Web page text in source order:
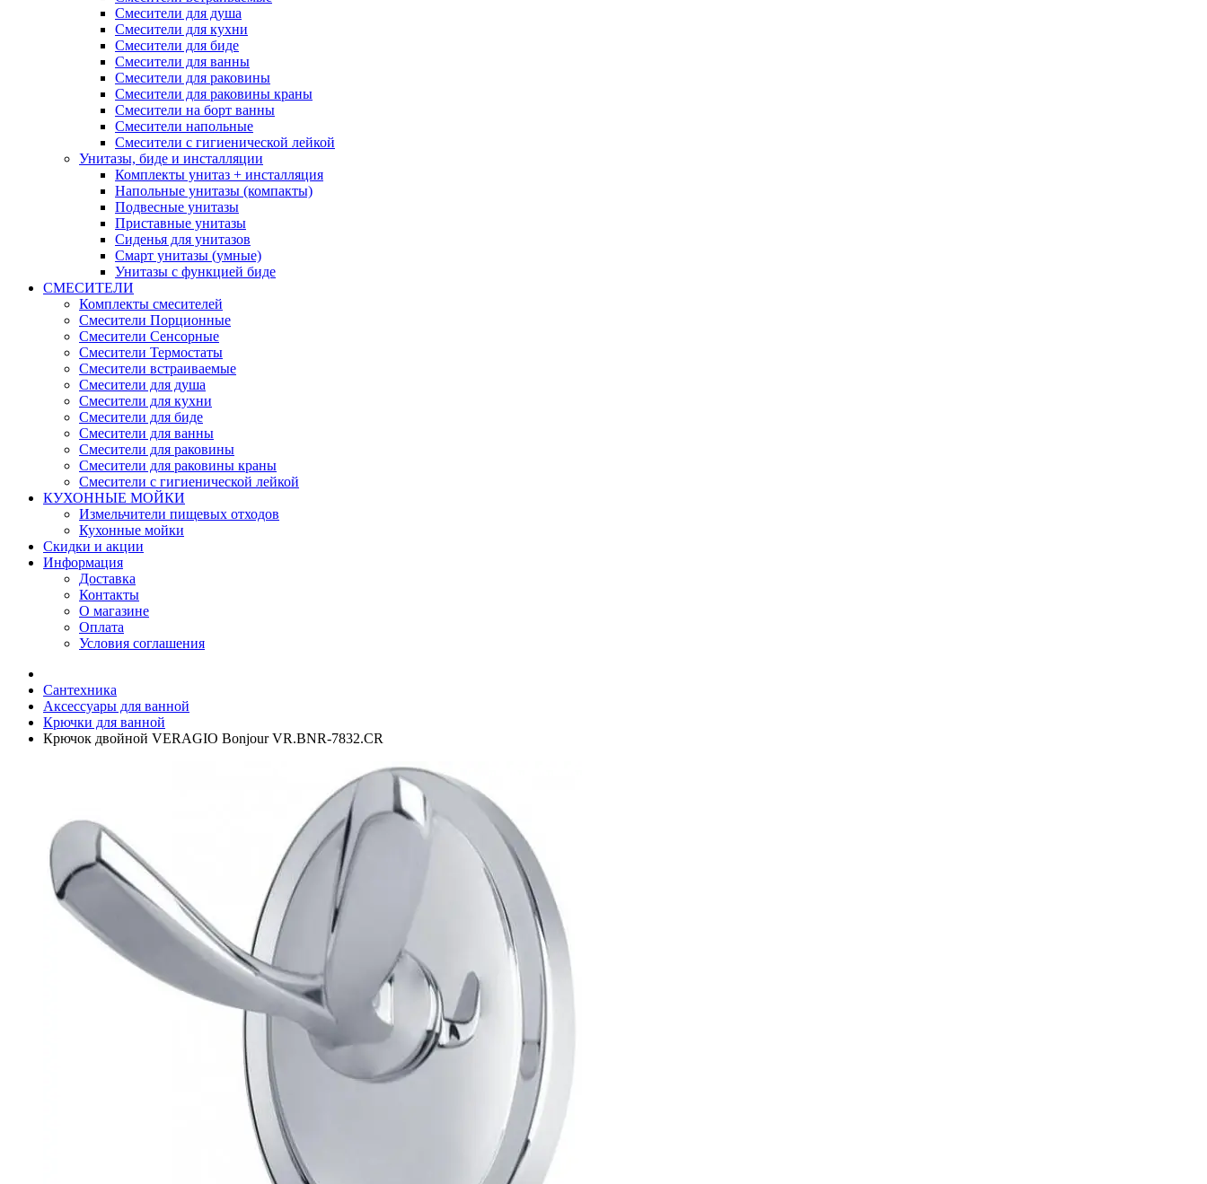
Смесители для душа
Смесители для кухни
Смесители для биде
Смесители для ванны
Смесители для раковины
Смесители для раковины краны
Смесители на борт ванны
Смесители напольные
Смесители с гигиенической лейкой
Унитазы, биде и инсталляции
Комплекты унитаз + инсталляция
Напольные унитазы (компакты)
Подвесные унитазы
Приставные унитазы
Сиденья для унитазов
Смарт унитазы (умные)
Унитазы с функцией биде
СМЕСИТЕЛИ
Комплекты смесителей
Смесители Порционные
Смесители Сенсорные
Смесители Термостаты
Смесители встраиваемые
Смесители для душа
Смесители для кухни
Смесители для биде
Смесители для ванны
Смесители для раковины
Смесители для раковины краны
Смесители с гигиенической лейкой
КУХОННЫЕ МОЙКИ
Измельчители пищевых отходов
Кухонные мойки
Скидки и акции
Информация
Доставка
Контакты
О магазине
Оплата
Условия соглашения
Сантехника
Аксессуары для ванной
Крючки для ванной
Крючок двойной VERAGIO Bonjour VR.BNR-7832.CR